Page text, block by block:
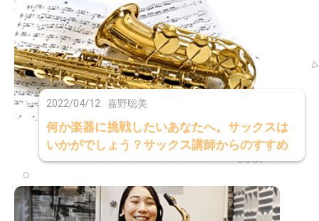
2022/04/12 嘉野聡美
何か楽器に挑戦したいあなたへ。サックスは
いかがでしょう？サックス講師からのすすめ